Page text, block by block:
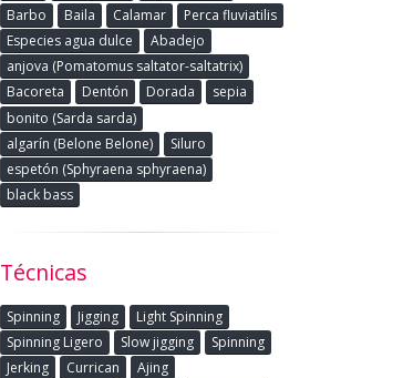
Barbo
Baila Calamar
Perca fluviatilis
Especies agua dulce
Abadejo
anjova (Pomatomus saltator-saltatrix)
Bacoreta
Dentón Dorada
sepia
bonito (Sarda sarda)
algarín (Belone Belone)
Siluro
espetón (Sphyraena sphyraena)
black bass
Técnicas
Spinning Jigging
Light Spinning
Spinning Ligero
Slow jigging
Spinning
Jerking
Currican
Ajing